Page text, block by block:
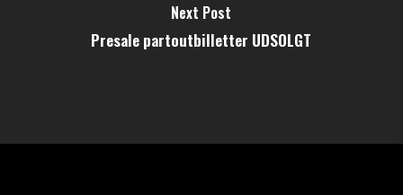
Next Post
Presale partoutbilletter UDSOLGT